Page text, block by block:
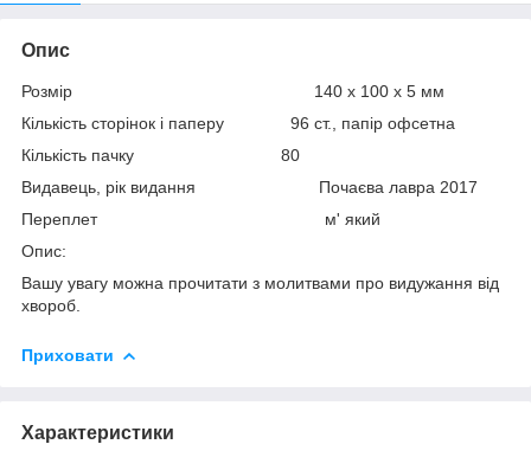
Опис
Розмір 140 х 100 х 5 мм
Кількість сторінок і паперу 96 ст., папір офсетна
Кількість пачку 80
Видавець, рік видання Почаєва лавра 2017
Переплет м' який
Опис:
Вашу увагу можна прочитати з молитвами про видужання від
хвороб.
Приховати
Характеристики